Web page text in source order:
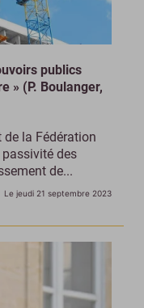
publics
» (P. Boulanger,
de la Fédération
des
de...
Le jeudi 21 septembre 2023